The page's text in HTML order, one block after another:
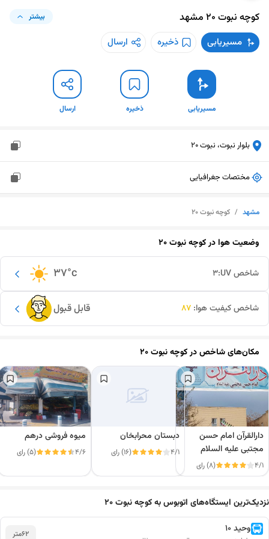
کوچه نبوت 20 مشهد بیشتر
مسیریابی ذخیره ارسال
مسیریابی ذخیره ارسال
بلوار نبوت، نبوت 20
مختصات جغرافیایی
مشهد / کوچه نبوت 20
وضعیت هوا درکوچه نبوت 20
37°c شاخص UV: 3
قابل قبول شاخص کیفیت هوا: 87
مکان‌های شاخص درکوچه نبوت 20
دارالقرآن امام حسن
مجتبی علیه السلام
4/1 (8) رای
دبستان محرابخان
4/1 (16) رای
میوه فروشی درهم
4/6 (5) رای
نزدیک‌ترین ایستگاه‌های اتوبوس به کوچه نبوت 20
62متر وحید 10